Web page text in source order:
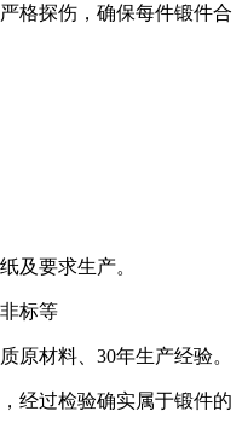
格探伤，确保每件锻件合
及要求生产。
标等
原材料、30年生产经验。
经过检验确实属于锻件的